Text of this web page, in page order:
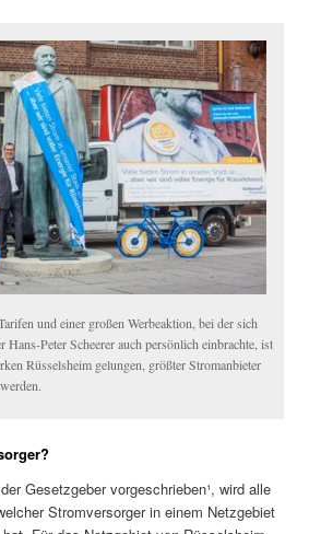
und einer großen Werbeaktion, bei der sich
Hans-Peter Scheerer auch persönlich einbrachte, ist
Rüsselsheim gelungen, größter Stromanbieter
Gesetzgeber vorgeschrieben¹, wird alle
Stromversorger in einem Netzgebiet